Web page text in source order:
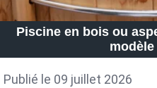
Piscine en bois ou
Publié le 09 juillet 2026